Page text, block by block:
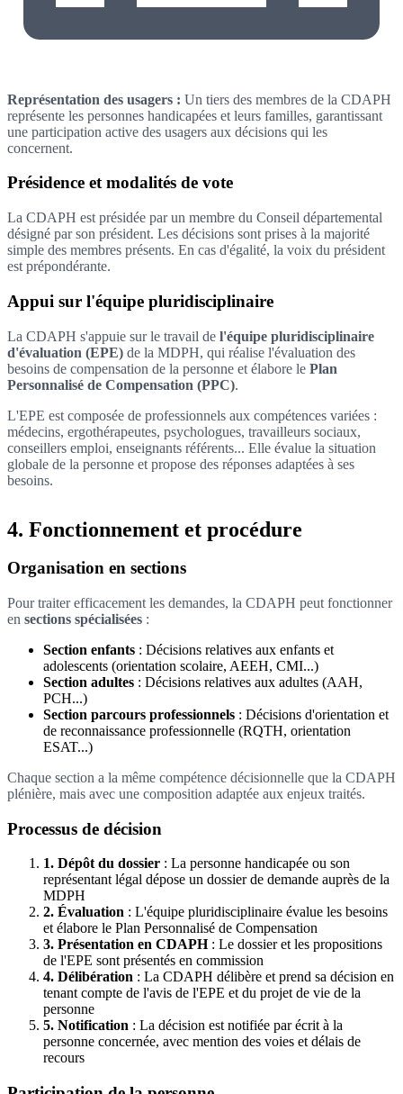
Représentation des usagers : Un tiers des membres de la CDAPH
représente les personnes handicapées et leurs familles, garantissant
une participation active des usagers aux décisions qui les
concernent.
Présidence et modalités de vote
La CDAPH est présidée par un membre du Conseil départemental
désigné par son président. Les décisions sont prises à la majorité
simple des membres présents. En cas d'égalité, la voix du président
est prépondérante.
Appui sur l'équipe pluridisciplinaire
La CDAPH s'appuie sur le travail de l'équipe pluridisciplinaire
d'évaluation (EPE) de la MDPH, qui réalise l'évaluation des
besoins de compensation de la personne et élabore le Plan
Personnalisé de Compensation (PPC).
L'EPE est composée de professionnels aux compétences variées :
médecins, ergothérapeutes, psychologues, travailleurs sociaux,
conseillers emploi, enseignants référents... Elle évalue la situation
globale de la personne et propose des réponses adaptées à ses
besoins.
4. Fonctionnement et procédure
Organisation en sections
Pour traiter efficacement les demandes, la CDAPH peut fonctionner
en sections spécialisées :
Section enfants : Décisions relatives aux enfants et
adolescents (orientation scolaire, AEEH, CMI...)
Section adultes : Décisions relatives aux adultes (AAH,
PCH...)
Section parcours professionnels : Décisions d'orientation et
de reconnaissance professionnelle (RQTH, orientation
ESAT...)
Chaque section a la même compétence décisionnelle que la CDAPH
plénière, mais avec une composition adaptée aux enjeux traités.
Processus de décision
1. Dépôt du dossier : La personne handicapée ou son
représentant légal dépose un dossier de demande auprès de la
MDPH
2. Évaluation : L'équipe pluridisciplinaire évalue les besoins
et élabore le Plan Personnalisé de Compensation
3. Présentation en CDAPH: Le dossier et les propositions
de l'EPE sont présentés en commission
4. Délibération : La CDAPH délibère et prend sa décision en
tenant compte de l'avis de l'EPE et du projet de vie de la
personne
5. Notification : La décision est notifiée par écrit à la
personne concernée, avec mention des voies et délais de
recours